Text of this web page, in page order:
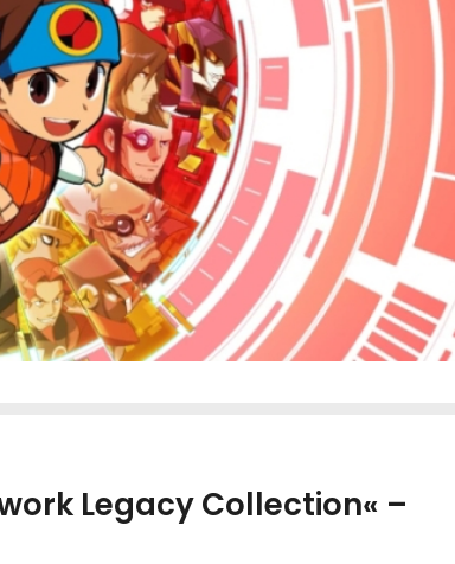
Legacy Collection« –